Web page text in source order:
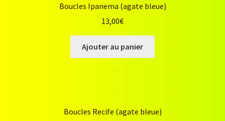
Boucles Ipanema (agate bleue)
13,00€
Ajouter au panier
Boucles Recife (agate bleue)